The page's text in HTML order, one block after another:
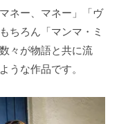
ネー、マネー」「ヴ
ちろん「マンマ・ミ
々が物語と共に流
うな作品です。